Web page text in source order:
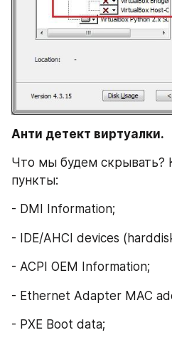
Анти детект виртуалки.
Что мы будем скрывать?
пункты:
- DMI Information;
- IDE/AHCI devices
- ACPI OEM Information;
- Ethernet Adapter MAC
- PXE Boot data;